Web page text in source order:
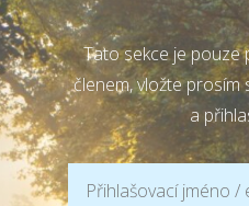
Tato sekce je pouze
členem, vložte prosím
a